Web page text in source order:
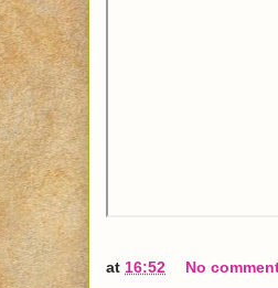
at 16:52 No